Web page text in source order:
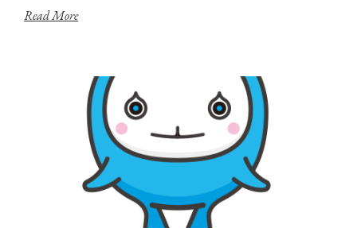
Read More